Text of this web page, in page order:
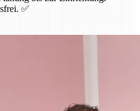
✅